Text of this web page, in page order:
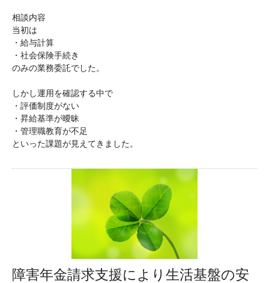
相談内容
当初は
・給与計算
・社会保険手続き
のみの業務委託でした。
しかし運用を確認する中で
・評価制度がない
・昇給基準が曖昧
・管理職教育が不足
といった課題が見えてきました。
障害年金請求支援により生活基盤の安